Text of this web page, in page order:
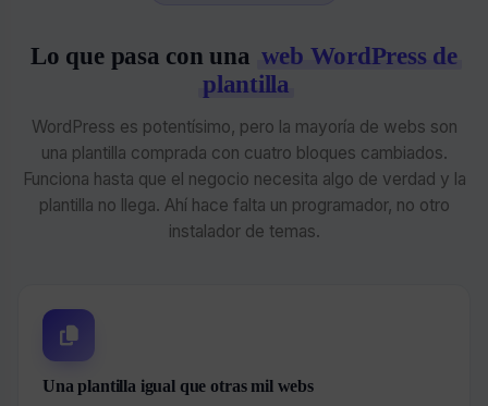
Lo que pasa con una web WordPress de
plantilla
WordPress es potentísimo, pero la mayoría de webs son
una plantilla comprada con cuatro bloques cambiados.
Funciona hasta que el negocio necesita algo de verdad y la
plantilla no llega. Ahí hace falta un programador, no otro
instalador de temas.
Una plantilla igual que otras mil webs